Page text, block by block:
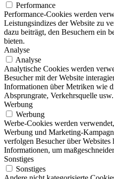
Performance
Performance-Cookies werden
Leistungsindizes der Website zu
dazu beiträgt, den Besuchern ein
bieten.
Analyse
Analyse
Analytische Cookies werden
Besucher mit der Website
Informationen über Metriken wie
Absprungrate, Verkehrsquelle
Werbung
Werbung
Werbe-Cookies werden
Werbung und Marketing-
verfolgen Besucher über Websites
Informationen, um
Sonstiges
Sonstiges